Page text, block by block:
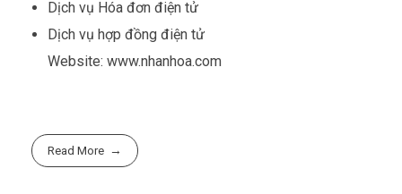
Dịch vụ Hóa đơn điện tử
Dịch vụ hợp đồng điện tử
Website: www.nhanhoa.com